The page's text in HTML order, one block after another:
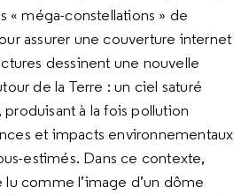
« méga-constellations » de
assurer une couverture internet
dessinent une nouvelle
de la Terre : un ciel saturé
à la fois pollution
et impacts environnementaux
estimés. Dans ce contexte,
comme l’image d’un dôme